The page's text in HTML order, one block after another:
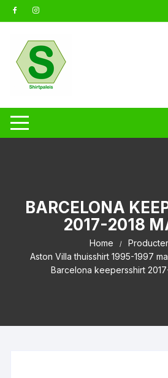
naar
BARCELONA
2017-2018
Home
Aston Villa thuisshirt 1995-1997
Barcelona keepersshirt